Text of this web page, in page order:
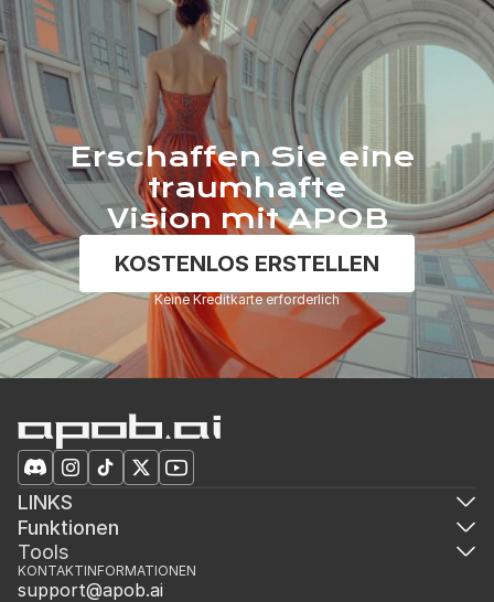
Erschaffen Sie eine
traumhafte
Vision mit APOB
KOSTENLOS ERSTELLEN
Keine Kreditkarte erforderlich
LINKS
Funktionen
Tools
KONTAKTINFORMATIONEN
support@apob.ai